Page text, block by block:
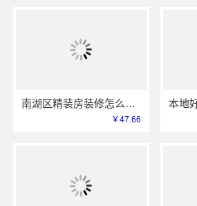
南湖区精装房装修怎么样嘉兴家美建材科技有限公司
￥47.66